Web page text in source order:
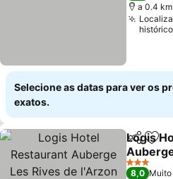
a 0.4
Selecione as datas para ver os
exatos.
Partilhar
Logis
l'Arzon
3 Estrelas
8,0 Muito